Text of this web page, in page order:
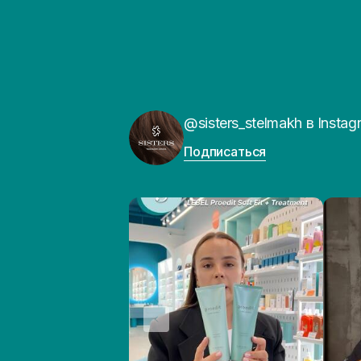
@sisters_stelmakh в
Подписаться